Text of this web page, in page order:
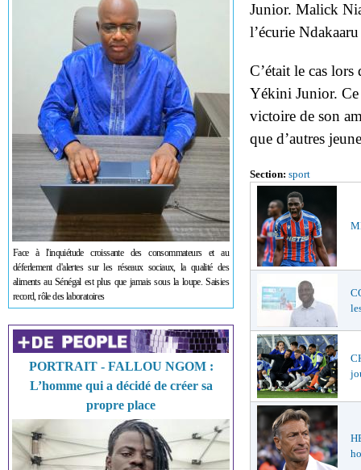
Face à l'inquiétude croissante des consommateurs et au
déferlement d'alertes sur les réseaux sociaux, la qualité des
aliments au Sénégal est plus que jamais sous la loupe. Saisies
record, rôle des laboratoires
PORTRAIT - FALLOU NGOM :
L’homme qui a décidé de créer sa
propre place
Junior. Malick
l’écurie
C’était le cas
Yékini Junior. Ce
victoire de son
que d’autres
Section: sport